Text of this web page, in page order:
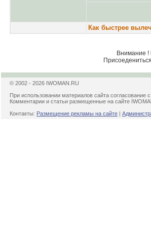
Как быстрее
Внимание !
© 2002 - 2026 IWOMAN.RU
При использовании материалов сайта
Комментарии и статьи размещенные на сайте
Контакты: Размещение рекламы на сайте |